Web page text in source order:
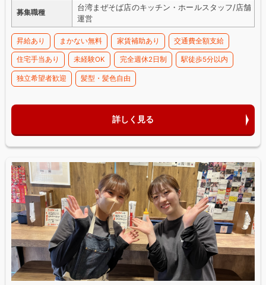
募集職種
台湾まぜそば店のキッチン・ホールスタッフ/店舗
運営
昇給あり まかない無料 家賃補助あり 交通費全額支給
住宅手当あり 未経験OK 完全週休2日制 駅徒歩5分以内
独立希望者歓迎 髪型・髪色自由
詳しく見る